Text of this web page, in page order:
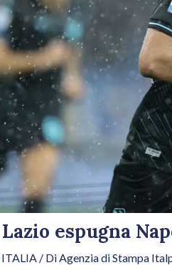
espugna
/ DiAgenzia di Stampa